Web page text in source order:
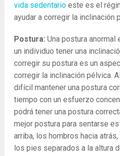
vida sedentario este es el
ayudar a corregir la inclinación
Postura: Una postura anormal
un individuo tener una
corregir su postura es un
corregir la inclinación pélvica.
difícil mantener una postura
tiempo con un esfuerzo
podrá tener una postura
mejor postura para sentarse
arriba, los hombros hacia
los pies separados a la altura